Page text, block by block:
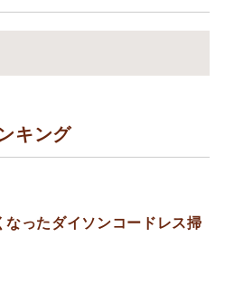
キング
ったダイソンコードレス掃